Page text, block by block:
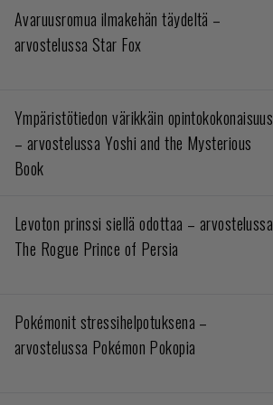
Avaruusromua ilmakehän täydeltä –
arvostelussa Star Fox
Ympäristötiedon värikkäin opintokokonaisuus
– arvostelussa Yoshi and the Mysterious
Book
Levoton prinssi siellä odottaa – arvostelussa
The Rogue Prince of Persia
Pokémonit stressihelpotuksena –
arvostelussa Pokémon Pokopia